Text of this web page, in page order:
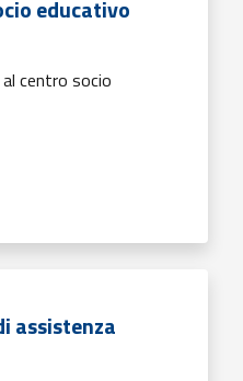
educativo
centro socio
assistenza